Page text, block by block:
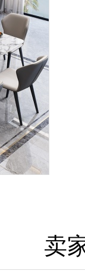
卖